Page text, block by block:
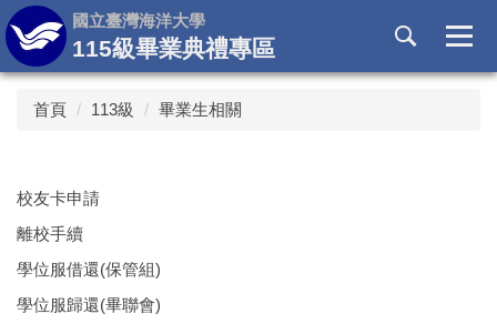
跳
到
主
國立臺灣海洋大學
115級畢業典禮專區
首頁 113級 畢業生相關
校友卡申請
離校手續
學位服借還(保管組)
學位服歸還(畢聯會)